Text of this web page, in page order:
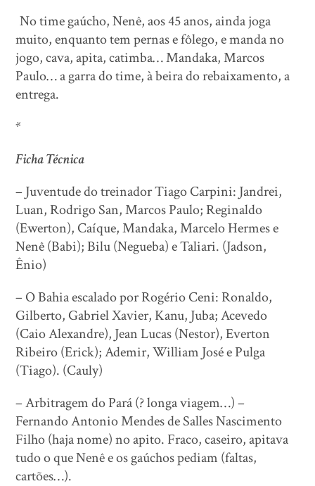
No time gaúcho, Nenê, aos 45 anos, ainda joga
muito, enquanto tem pernas e fôlego, e manda no
jogo, cava, apita, catimba… Mandaka, Marcos
Paulo… a garra do time, à beira do rebaixamento, a
entrega.
*
Ficha Técnica
– Juventude do treinador Tiago Carpini: Jandrei,
Luan, Rodrigo San, Marcos Paulo; Reginaldo
(Ewerton), Caíque, Mandaka, Marcelo Hermes e
Nenê (Babi); Bilu (Negueba) e Taliari. (Jadson,
Ênio)
– O Bahia escalado por Rogério Ceni: Ronaldo,
Gilberto, Gabriel Xavier, Kanu, Juba; Acevedo
(Caio Alexandre), Jean Lucas (Nestor), Everton
Ribeiro (Erick); Ademir, William José e Pulga
(Tiago). (Cauly)
– Arbitragem do Pará (? longa viagem…) –
Fernando Antonio Mendes de Salles Nascimento
Filho (haja nome) no apito. Fraco, caseiro, apitava
tudo o que Nenê e os gaúchos pediam (faltas,
cartões…).